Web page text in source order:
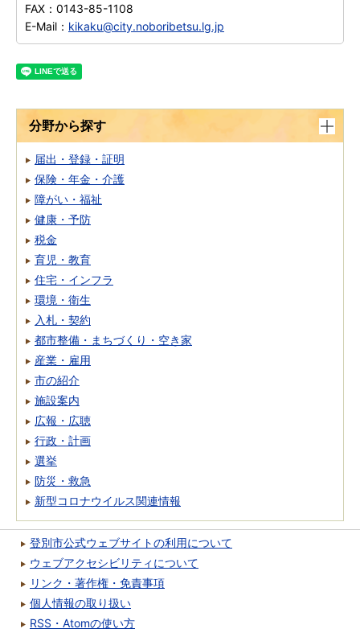
FAX： 0143-85-1108
E-Mail： kikaku@city.noboribetsu.lg.jp
分野から探す
届出・登録・証明
保険・年金・介護
障がい・福祉
健康・予防
税金
育児・教育
住宅・インフラ
環境・衛生
入札・契約
都市整備・まちづくり・空き家
産業・雇用
市の紹介
施設案内
広報・広聴
行政・計画
選挙
防災・救急
新型コロナウイルス関連情報
登別市公式ウェブサイトの利用について
ウェブアクセシビリティについて
リンク・著作権・免責事項
個人情報の取り扱い
RSS・Atomの使い方